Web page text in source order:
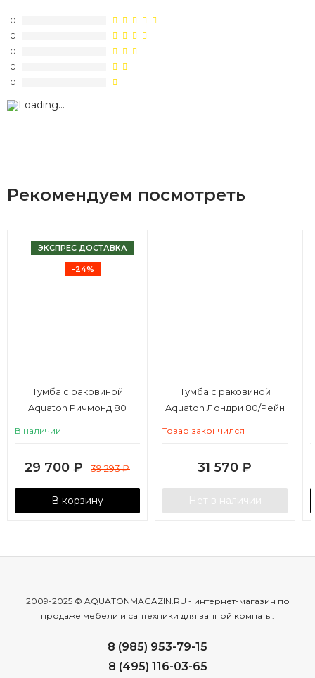
0
0
0
0
0
Рекомендуем посмотреть
ЭКСПРЕС ДОСТАВКА
-24%
Тумба с раковиной
Aquaton Ричмонд 80
В наличии
29 700 ₽ 39 293₽
В корзину
Тумба с раковиной
Aquaton Лондри 80/Рейн
Товар закончился
31 570 ₽
Нет в наличии
2009-2025 © AQUATONMAGAZIN.RU - интернет-магазин по
продаже мебели и сантехники для ванной комнаты.
8 (985) 953-79-15
8 (495) 116-03-65